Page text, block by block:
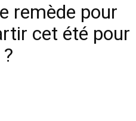
remède pour
cet été pour